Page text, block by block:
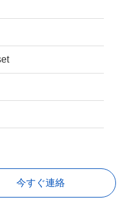
今すぐ連絡